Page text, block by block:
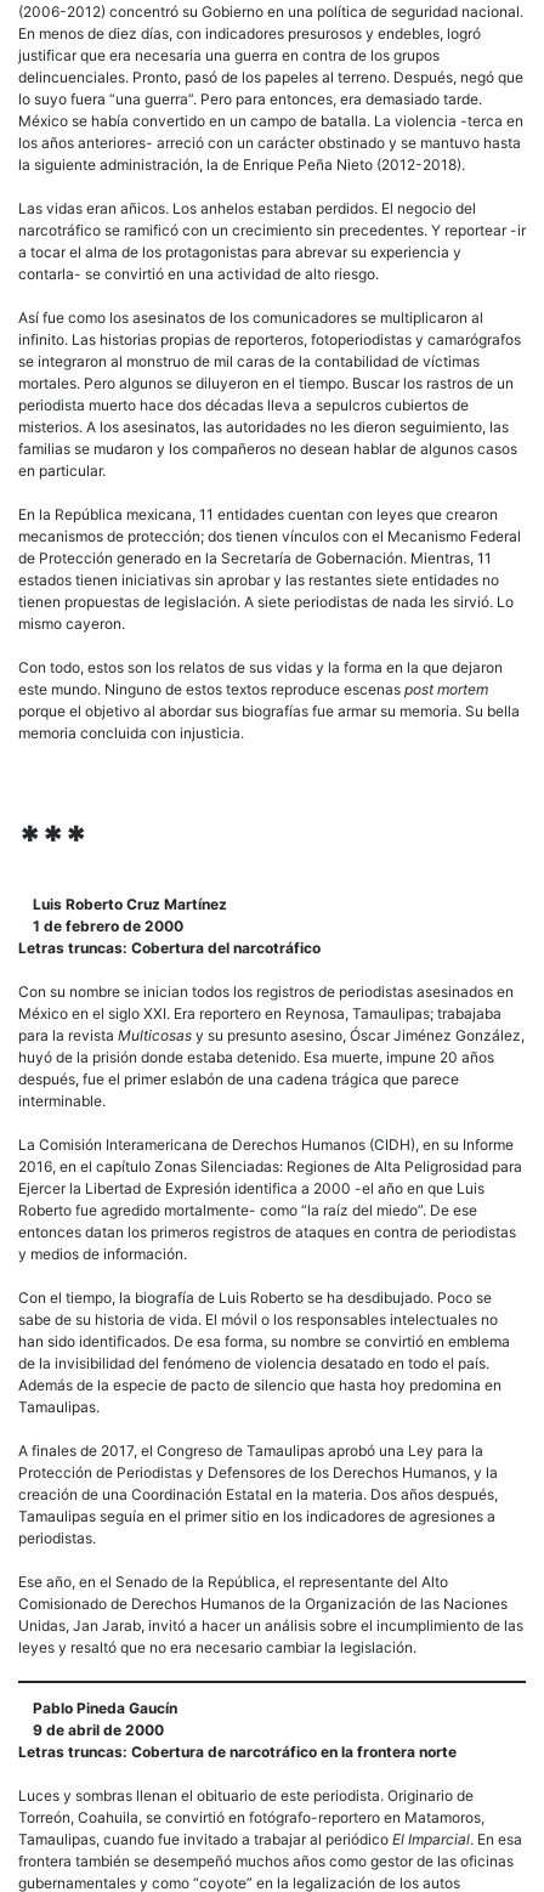
(2006-2012) concentró su Gobierno en una política de seguridad nacional.
En menos de diez días, con indicadores presurosos y endebles, logró
justificar que era necesaria una guerra en contra de los grupos
delincuenciales. Pronto, pasó de los papeles al terreno. Después, negó que
lo suyo fuera “una guerra”. Pero para entonces, era demasiado tarde.
México se había convertido en un campo de batalla. La violencia -terca en
los años anteriores- arreció con un carácter obstinado y se mantuvo hasta
la siguiente administración, la de Enrique Peña Nieto (2012-2018).
Las vidas eran añicos. Los anhelos estaban perdidos. El negocio del
narcotráfico se ramificó con un crecimiento sin precedentes. Y reportear -ir
a tocar el alma de los protagonistas para abrevar su experiencia y
contarla- se convirtió en una actividad de alto riesgo.
Así fue como los asesinatos de los comunicadores se multiplicaron al
infinito. Las historias propias de reporteros, fotoperiodistas y camarógrafos
se integraron al monstruo de mil caras de la contabilidad de víctimas
mortales. Pero algunos se diluyeron en el tiempo. Buscar los rastros de un
periodista muerto hace dos décadas lleva a sepulcros cubiertos de
misterios. A los asesinatos, las autoridades no les dieron seguimiento, las
familias se mudaron y los compañeros no desean hablar de algunos casos
en particular.
En la República mexicana, 11 entidades cuentan con leyes que crearon
mecanismos de protección; dos tienen vínculos con el Mecanismo Federal
de Protección generado en la Secretaría de Gobernación. Mientras, 11
estados tienen iniciativas sin aprobar y las restantes siete entidades no
tienen propuestas de legislación. A siete periodistas de nada les sirvió. Lo
mismo cayeron.
Con todo, estos son los relatos de sus vidas y la forma en la que dejaron
este mundo. Ninguno de estos textos reproduce escenas post mortem
porque el objetivo al abordar sus biografías fue armar su memoria. Su bella
memoria concluida con injusticia.
***
Luis Roberto Cruz Martínez
1 de febrero de 2000
Letras truncas: Cobertura del narcotráfico
Con su nombre se inician todos los registros de periodistas asesinados en
México en el siglo XXI. Era reportero en Reynosa, Tamaulipas; trabajaba
para la revista Multicosas y su presunto asesino, Óscar Jiménez González,
huyó de la prisión donde estaba detenido. Esa muerte, impune 20 años
después, fue el primer eslabón de una cadena trágica que parece
interminable.
La Comisión Interamericana de Derechos Humanos (CIDH), en su Informe
2016, en el capítulo Zonas Silenciadas: Regiones de Alta Peligrosidad para
Ejercer la Libertad de Expresión identifica a 2000 -el año en que Luis
Roberto fue agredido mortalmente- como “la raíz del miedo”. De ese
entonces datan los primeros registros de ataques en contra de periodistas
y medios de información.
Con el tiempo, la biografía de Luis Roberto se ha desdibujado. Poco se
sabe de su historia de vida. El móvil o los responsables intelectuales no
han sido identificados. De esa forma, su nombre se convirtió en emblema
de la invisibilidad del fenómeno de violencia desatado en todo el país.
Además de la especie de pacto de silencio que hasta hoy predomina en
Tamaulipas.
A finales de 2017, el Congreso de Tamaulipas aprobó una Ley para la
Protección de Periodistas y Defensores de los Derechos Humanos, y la
creación de una Coordinación Estatal en la materia. Dos años después,
Tamaulipas seguía en el primer sitio en los indicadores de agresiones a
periodistas.
Ese año, en el Senado de la República, el representante del Alto
Comisionado de Derechos Humanos de la Organización de las Naciones
Unidas, Jan Jarab, invitó a hacer un análisis sobre el incumplimiento de las
leyes y resaltó que no era necesario cambiar la legislación.
Pablo Pineda Gaucín
9 de abril de 2000
Letras truncas: Cobertura de narcotráfico en la frontera norte
Luces y sombras llenan el obituario de este periodista. Originario de
Torreón, Coahuila, se convirtió en fotógrafo-reportero en Matamoros,
Tamaulipas, cuando fue invitado a trabajar al periódico El Imparcial. En esa
frontera también se desempeñó muchos años como gestor de las oficinas
gubernamentales y como “coyote” en la legalización de los autos